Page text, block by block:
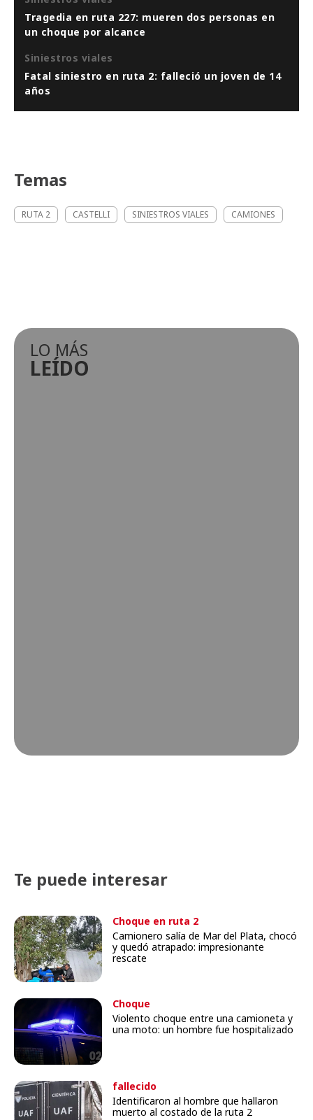
Tragedia en ruta 227: mueren dos personas en
un choque por alcance
Siniestros viales
Fatal siniestro en ruta 2: falleció un joven de 14
años
Temas
RUTA 2 CASTELLI SINIESTROS VIALES CAMIONES
LO MÁS
LEÍDO
Te puede interesar
Choque en ruta 2
Camionero salía de Mar del Plata, chocó
y quedó atrapado: impresionante
rescate
Choque
Violento choque entre una camioneta y
una moto: un hombre fue hospitalizado
fallecido
Identificaron al hombre que hallaron
muerto al costado de la ruta 2